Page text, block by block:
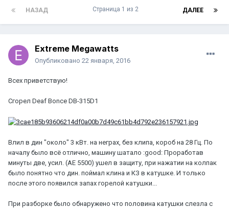
НАЗАД ДАЛЕЕ
Страница 1 из 2
Extreme Megawatts
Опубликовано 22 января, 2016
Всех приветствую!
Сгорел Deaf Bonce DB-315D1
Влил в дин "около" 3 кВт. на неграх, без клипа, короб на 28 Гц. По
началу было всё отлично, машину шатало :good: Проработав
минуты две, усил. (АЕ 5500) ушел в защиту, при нажатии на колпак
было понятно что дин. поймал клина и КЗ в катушке. И только
после этого появился запах горелой катушки...
При разборке было обнаружено что половина катушки слезла с